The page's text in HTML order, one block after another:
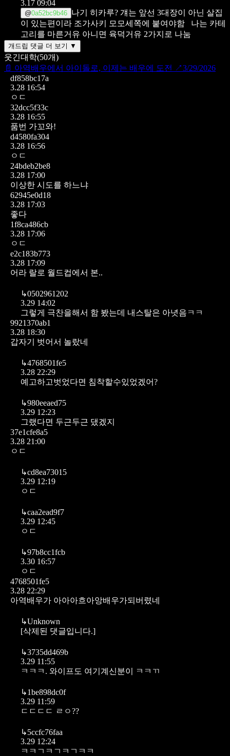
3.17 09:04
@0a52bc9b46 나기 히카루? 걔는 앞선 3대장이 아닌 살집
이 있는편이라 조가사키 모모세쪽에 붙여야함
나는 카테
고리를 마른거유 아니면 육덕거유 2가지로 나눔
개드립 댓글 더 보기 ▼
웃긴대학(50개)
📄 아역배우에서 아이돌로, 이제는 배우에 도전 ↗3/29/2026
df858bc17a
3.28 16:54
ㅇㄷ
32dcc5f33c
3.28 16:55
품번 가꼬와!
d4580fa304
3.28 16:56
ㅇㄷ
24bdeb2be8
3.28 17:00
이상한 시도를 하느냐
62945e0d18
3.28 17:03
좋다
1f8ca486cb
3.28 17:06
ㅇㄷ
e2c183b773
3.28 17:09
어라 랄로 월드컵에서 본..
↳0502961202
3.29 14:02
그렇게 극찬을해서 함 봤는데 내스탈은 아녓음ㅋㅋ
9921370ab1
3.28 18:30
갑자기 벗어서 놀랐네
↳4768501fe5
3.28 22:29
예고하고벗었다면 침착할수있었겠어?
↳980eeaed75
3.29 12:23
그랬다면 두근두근 댔겠지
37e1cfe8a5
3.28 21:00
ㅇㄷ
↳cd8ea73015
3.29 12:19
ㅇㄷ
↳caa2ead9f7
3.29 12:45
ㅇㄷ
↳97b8cc1fcb
3.30 16:57
ㅇㄷ
4768501fe5
3.28 22:29
아역배우가 아아아흐아앙배우가되버렸네
↳Unknown
[삭제된 댓글입니다.]
↳3735dd469b
3.29 11:55
ㅋㅋㅋ. 와이프도 여기계신분이 ㅋㅋㄲ
↳1be898dc0f
3.29 11:59
ㄷㄷㄷㄷ ㄹㅇ??
↳5ccfc76faa
3.29 12:24
ㅋㅋㄱㅋㄱㅋㄱㅋㅋ